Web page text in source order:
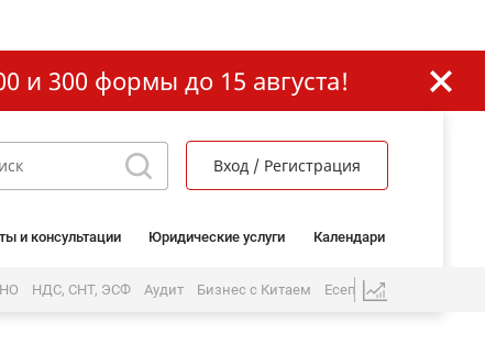
и 300 формы до 15 августа!
Вход / Регистрация
и консультации Юридические услуги Календари
НДС, СНТ, ЭСФ Аудит Бизнес с Китаем Есеп бөлімі